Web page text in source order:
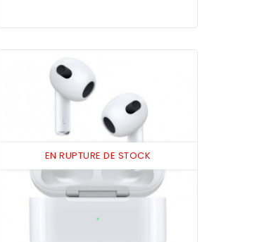
EN RUPTURE DE STOCK